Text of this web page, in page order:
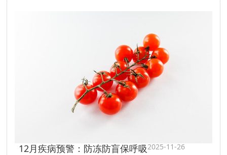
12月疾病预警：防冻防盲保呼吸2025-11-26